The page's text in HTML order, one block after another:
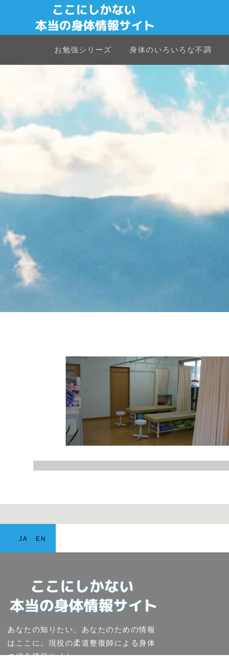
お勉強シリーズ 身体のいろいろな不調
EN
JA
あなたの知りたい、あなたのための情報
はここに。現役の柔道整復師による身体
の総合情報サイト